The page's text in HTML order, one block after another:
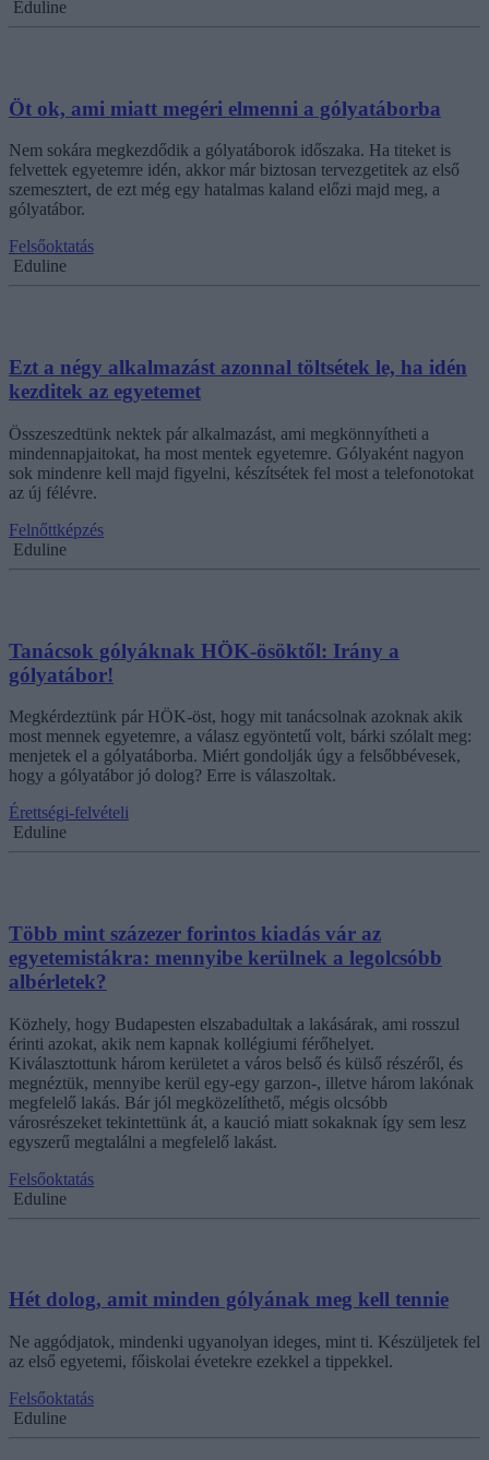
Eduline
Öt ok, ami miatt megéri elmenni a gólyatáborba
Nem sokára megkezdődik a gólyatáborok időszaka. Ha titeket is
felvettek egyetemre idén, akkor már biztosan tervezgetitek az első
szemesztert, de ezt még egy hatalmas kaland előzi majd meg, a
gólyatábor.
Felsőoktatás
Eduline
Ezt a négy alkalmazást azonnal töltsétek le, ha idén
kezditek az egyetemet
Összeszedtünk nektek pár alkalmazást, ami megkönnyítheti a
mindennapjaitokat, ha most mentek egyetemre. Gólyaként nagyon
sok mindenre kell majd figyelni, készítsétek fel most a telefonotokat
az új félévre.
Felnőttképzés
Eduline
Tanácsok gólyáknak HÖK-ösöktől: Irány a
gólyatábor!
Megkérdeztünk pár HÖK-öst, hogy mit tanácsolnak azoknak akik
most mennek egyetemre, a válasz egyöntetű volt, bárki szólalt meg:
menjetek el a gólyatáborba. Miért gondolják úgy a felsőbbévesek,
hogy a gólyatábor jó dolog? Erre is válaszoltak.
Érettségi-felvételi
Eduline
Több mint százezer forintos kiadás vár az
egyetemistákra: mennyibe kerülnek a legolcsóbb
albérletek?
Közhely, hogy Budapesten elszabadultak a lakásárak, ami rosszul
érinti azokat, akik nem kapnak kollégiumi férőhelyet.
Kiválasztottunk három kerületet a város belső és külső részéről, és
megnéztük, mennyibe kerül egy-egy garzon-, illetve három lakónak
megfelelő lakás. Bár jól megközelíthető, mégis olcsóbb
városrészeket tekintettünk át, a kaució miatt sokaknak így sem lesz
egyszerű megtalálni a megfelelő lakást.
Felsőoktatás
Eduline
Hét dolog, amit minden gólyának meg kell tennie
Ne aggódjatok, mindenki ugyanolyan ideges, mint ti. Készüljetek fel
az első egyetemi, főiskolai évetekre ezekkel a tippekkel.
Felsőoktatás
Eduline